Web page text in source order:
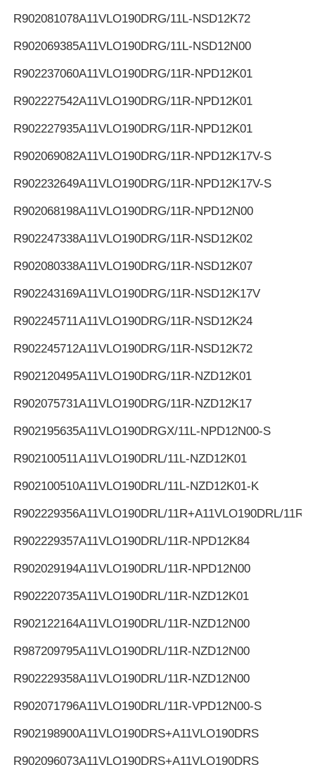
R902081078A11VLO190DRG/11L-NSD12K72
R902069385A11VLO190DRG/11L-NSD12N00
R902237060A11VLO190DRG/11R-NPD12K01
R902227542A11VLO190DRG/11R-NPD12K01
R902227935A11VLO190DRG/11R-NPD12K01
R902069082A11VLO190DRG/11R-NPD12K17V-S
R902232649A11VLO190DRG/11R-NPD12K17V-S
R902068198A11VLO190DRG/11R-NPD12N00
R902247338A11VLO190DRG/11R-NSD12K02
R902080338A11VLO190DRG/11R-NSD12K07
R902243169A11VLO190DRG/11R-NSD12K17V
R902245711A11VLO190DRG/11R-NSD12K24
R902245712A11VLO190DRG/11R-NSD12K72
R902120495A11VLO190DRG/11R-NZD12K01
R902075731A11VLO190DRG/11R-NZD12K17
R902195635A11VLO190DRGX/11L-NPD12N00-S
R902100511A11VLO190DRL/11L-NZD12K01
R902100510A11VLO190DRL/11L-NZD12K01-K
R902229356A11VLO190DRL/11R+A11VLO190DRL/11R
R902229357A11VLO190DRL/11R-NPD12K84
R902029194A11VLO190DRL/11R-NPD12N00
R902220735A11VLO190DRL/11R-NZD12K01
R902122164A11VLO190DRL/11R-NZD12N00
R987209795A11VLO190DRL/11R-NZD12N00
R902229358A11VLO190DRL/11R-NZD12N00
R902071796A11VLO190DRL/11R-VPD12N00-S
R902198900A11VLO190DRS+A11VLO190DRS
R902096073A11VLO190DRS+A11VLO190DRS